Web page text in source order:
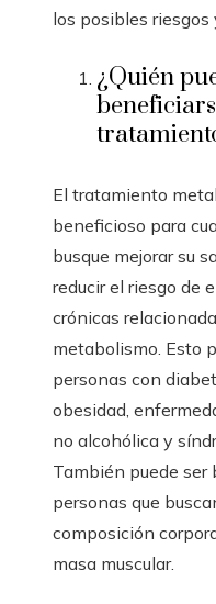
los posibles riesgos
¿Quién
El tratamiento
beneficioso para
busque mejorar su
reducir el riesgo de
crónicas
metabolismo. Esto
personas con
obesidad,
no alcohólica y
También puede ser
personas que
composición
masa muscular.